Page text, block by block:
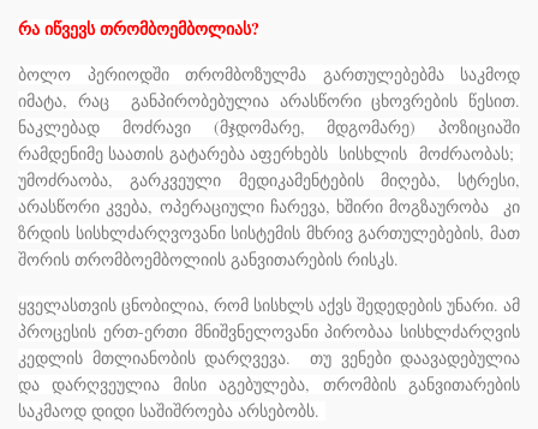
რა იწვევს თრომბოემბოლიას?
ბოლო პერიოდში თრომბოზულმა გართულებებმა საკმოდ
იმატა, რაც განპირობებულია არასწორი ცხოვრების წესით.
ნაკლებად
მოძრავი(მჯდომარე,მდგომარე)
პოზიციაში
რამდენიმე საათის გატარება აფერხებს სისხლის მოძრაობას;
უმოძრაობა, გარკვეული მედიკამენტების მიღება, სტრესი,
არასწორი კვება, ოპერაციული ჩარევა, ხშირი მოგზაურობა კი
ზრდის სისხლძარღვოვანი სისტემის მხრივ გართულებების, მათ
შორის თრომბოემბოლიის განვითარების რისკს.
ყველასთვის ცნობილია, რომ სისხლს აქვს შედედების უნარი. ამ
პროცესის ერთ-ერთი მნიშვნელოვანი პირობაა სისხლძარღვის
კედლის მთლიანობის დარღვევა. თუ ვენები დაავადებულია
და დარღვეულია მისი აგებულება, თრომბის განვითარების
საკმაოდ დიდი საშიშროება არსებობს.